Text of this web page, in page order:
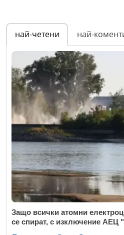
най-четени най-
Защо всички атомни
се спират, с изключение АЕЦ